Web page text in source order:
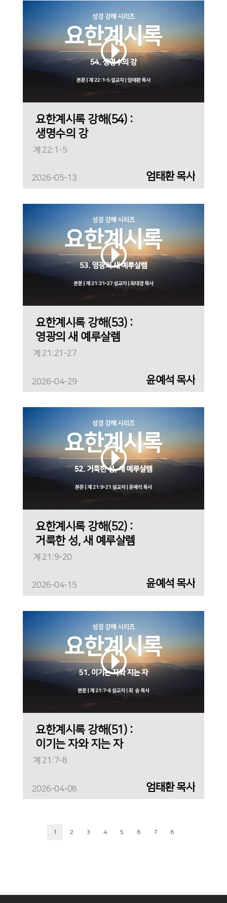
요한계시록 강해(54) :
생명수의 강
계 22:1-5
2026-05-13 엄태환 목사
요한계시록 강해(53) :
영광의 새 예루살렘
계 21:21-27
2026-04-29 윤예석 목사
요한계시록 강해(52) :
거룩한 성, 새 예루살렘
계 21:9-20
2026-04-15 윤예석 목사
요한계시록 강해(51) :
이기는 자와 지는 자
계 21:7-8
2026-04-08 엄태환 목사
1 2 3 4 5 6 7 8